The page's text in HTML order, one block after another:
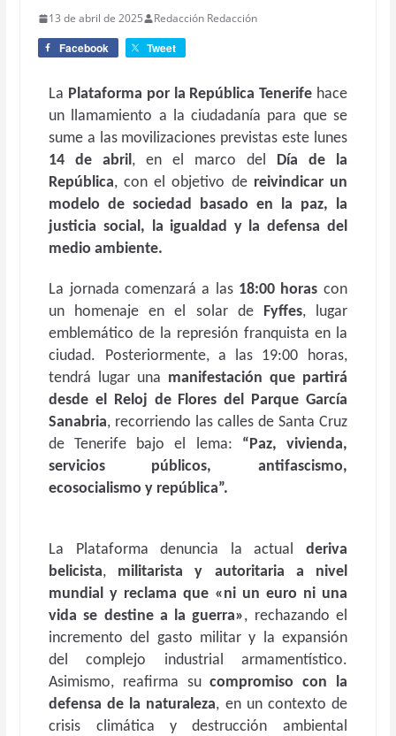
13 de abril de 2025 Redacción Redacción
Facebook Tweet
La Plataforma por la República Tenerife hace
un llamamiento a la ciudadanía para que se
sume a las movilizaciones previstas este lunes
14 de abril, en el marco del Día de la
República, con el objetivo de reivindicar un
modelo de sociedad basado en la paz, la
justicia social, la igualdad y la defensa del
medio ambiente.
La jornada comenzará a las 18:00 horas con
un homenaje en el solar de Fyffes, lugar
emblemático de la represión franquista en la
ciudad. Posteriormente, a las 19:00 horas,
tendrá lugar una manifestación que partirá
desde el Reloj de Flores del Parque García
Sanabria, recorriendo las calles de Santa Cruz
de Tenerife bajo el lema: “Paz, vivienda,
servicios públicos, antifascismo,
ecosocialismo y república”.
La Plataforma denuncia la actual deriva
belicista, militarista y autoritaria a nivel
mundial y reclama que «ni un euro ni una
vida se destine a la guerra», rechazando el
incremento del gasto militar y la expansión
del complejo industrial armamentístico.
Asimismo, reafirma sucompromiso con la
defensa de la naturaleza, en un contexto de
crisis climática y destrucción ambiental